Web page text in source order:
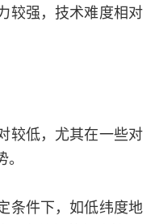
较强，技术难度相对
较低，尤其在一些对
条件下，如低纬度地